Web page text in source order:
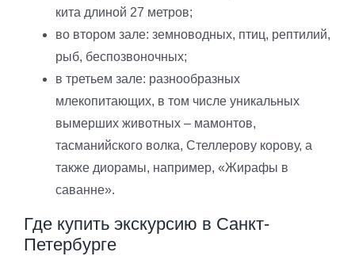
кита длиной 27 метров;
во втором зале: земноводных, птиц, рептилий,
рыб, беспозвоночных;
в третьем зале: разнообразных
млекопитающих, в том числе уникальных
вымерших животных – мамонтов,
тасманийского волка, Стеллерову корову, а
также диорамы, например, «Жирафы в
саванне».
Где купить экскурсию в Санкт-
Петербурге